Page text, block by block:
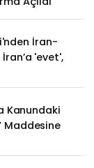
İran-
'evet',
Kanundaki
Maddesine